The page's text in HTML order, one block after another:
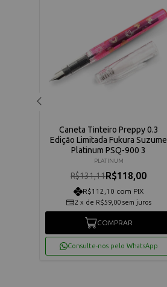
Caneta Tinteiro Preppy 0.3
Edição Limitada Fukura Suzume
Platinum PSQ-900 3
PLATINUM
R$131,11R$118,00
R$112,10 com PIX
2 x de R$59,00 sem juros
COMPRAR
Consulte-nos pelo WhatsApp